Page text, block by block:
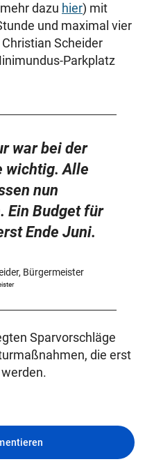
dazu hier) mit
und maximal vier
Scheider
Parkplatz
war bei der
wichtig. Alle
nun
Ein Budget für
Ende Juni.
Bürgermeister
Sparvorschläge
die erst